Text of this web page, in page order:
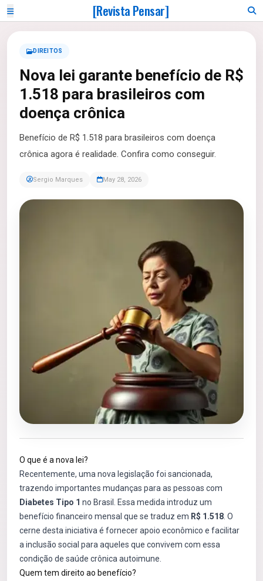
[Revista Pensar]
DIREITOS
Nova lei garante benefício de R$
1.518 para brasileiros com
doença crônica
Benefício de R$ 1.518 para brasileiros com doença
crônica agora é realidade. Confira como conseguir.
Sergio Marques May 28, 2026
O que é a nova lei?
Recentemente, uma nova legislação foi sancionada,
trazendo importantes mudanças para as pessoas com
Diabetes Tipo 1 no Brasil. Essa medida introduz um
benefício financeiro mensal que se traduz em R$ 1.518 . O
cerne desta iniciativa é fornecer apoio econômico e facilitar
a inclusão social para aqueles que convivem com essa
condição de saúde crônica autoimune.
Quem tem direito ao benefício?